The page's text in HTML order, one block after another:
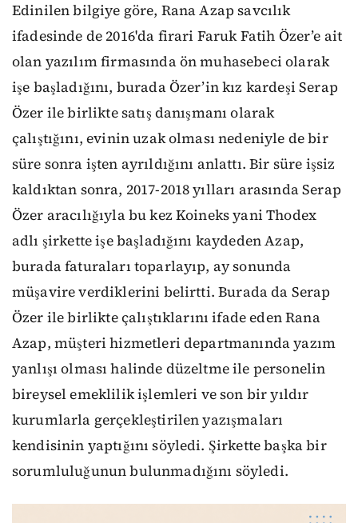
Edinilen bilgiye göre, Rana Azap savcılık
ifadesinde de 2016'da firari Faruk Fatih Özer’e ait
olan yazılım firmasında ön muhasebeci olarak
işe başladığını, burada Özer’in kız kardeşi Serap
Özer ile birlikte satış danışmanı olarak
çalıştığını, evinin uzak olması nedeniyle de bir
süre sonra işten ayrıldığını anlattı. Bir süre işsiz
kaldıktan sonra, 2017-2018 yılları arasında Serap
Özer aracılığıyla bu kez Koineks yani Thodex
adlı şirkette işe başladığını kaydeden Azap,
burada faturaları toparlayıp, ay sonunda
müşavire verdiklerini belirtti. Burada da Serap
Özer ile birlikte çalıştıklarını ifade eden Rana
Azap, müşteri hizmetleri departmanında yazım
yanlışı olması halinde düzeltme ile personelin
bireysel emeklilik işlemleri ve son bir yıldır
kurumlarla gerçekleştirilen yazışmaları
kendisinin yaptığını söyledi. Şirkette başka bir
sorumluluğunun bulunmadığını söyledi.